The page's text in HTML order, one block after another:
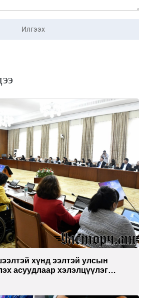
Илгээх
хүнд ээлтэй улсын
асуудлаар хэлэлцүүлэг